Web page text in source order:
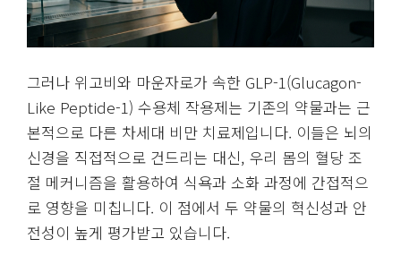
그러나 위고비와 마운자로가 속한 GLP-1(Glucagon-
Like Peptide-1) 수용체 작용제는 기존의 약물과는 근
본적으로 다른 차세대 비만 치료제입니다. 이들은 뇌의
신경을 직접적으로 건드리는 대신, 우리 몸의 혈당 조
절 메커니즘을 활용하여 식욕과 소화 과정에 간접적으
로 영향을 미칩니다. 이 점에서 두 약물의 혁신성과 안
전성이 높게 평가받고 있습니다.